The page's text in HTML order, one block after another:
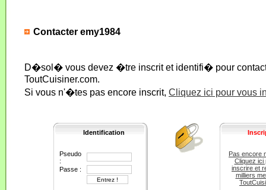
Contacter emy1984
D�sol� vous devez �tre inscrit et identifi� pour
ToutCuisiner.com.
Si vous n'�tes pas encore inscrit, Cliquez ici pour vous
Identification
Pseudo
:
Passe :
Pas encore
Cliquez ici
inscrire et
milliers